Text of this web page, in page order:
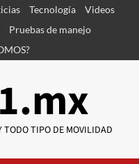
Tecnología
Videos
Pruebas de manejo
TODO TIPO DE MOVILIDAD